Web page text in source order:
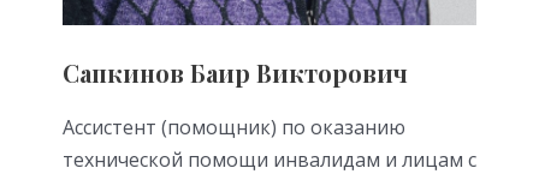
Сапкинов Баир Викторович
Ассистент (помощник) по оказанию
технической помощи инвалидам и лицам с